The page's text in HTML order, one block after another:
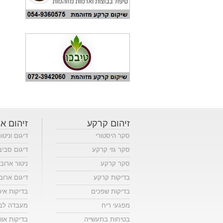
זיהום קרקע
סקר היסטורי
סקר גזי קרקע
סקר קרקע
בדיקות קרקע
בדיקות שפכים
מפגעי ריח
בטיחות בתעשייה
זיהום
דיגום
דיגום
ניטור
דיגום
בדיקות
מעבדה
בדיקות